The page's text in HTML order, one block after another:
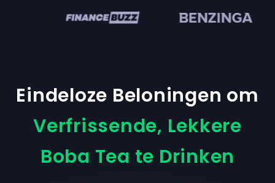
Eindeloze Beloningen om
Verfrissende, Lekkere
Boba Tea te Drinken